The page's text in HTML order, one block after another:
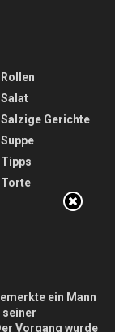
Rollen
Salat
Salzige Gerichte
Suppe
Tipps
Torte
ein Mann
seiner
Vorgang wurde